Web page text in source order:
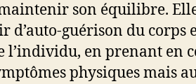
son équilibre.
d’auto-guérison du corps
l’individu, en prenant en
physiques mais